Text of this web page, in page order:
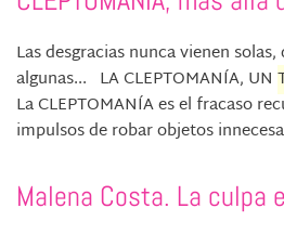
Las desgracias nunca vienen
algunas... LA CLEPTOMANÍA, UN
La CLEPTOMANÍA es el fracaso
impulsos de robar objetos
Malena Costa. La culpa